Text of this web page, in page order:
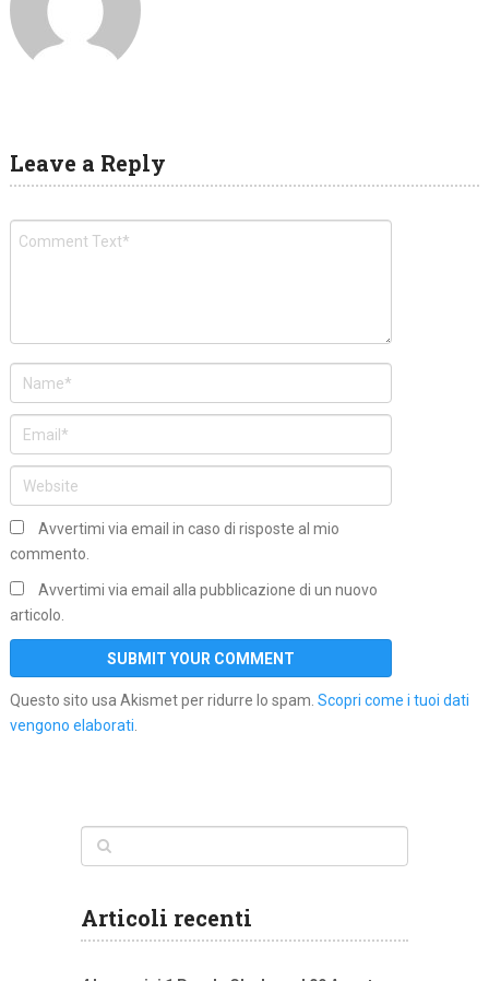
Leave a Reply
Avvertimi via email in caso di risposte al mio
commento.
Avvertimi via email alla pubblicazione di un nuovo
articolo.
Questo sito usa Akismet per ridurre lo spam. Scopri come i tuoi dati
vengono elaborati.
Articoli recenti